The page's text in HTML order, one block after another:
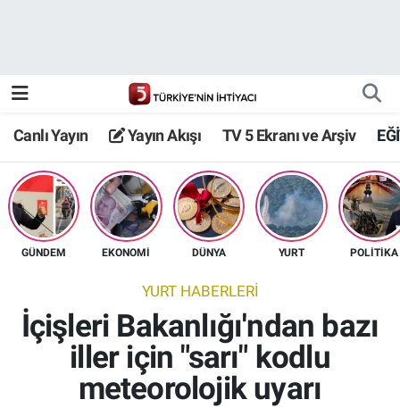
Canlı Yayın Yayın Akışı TV 5 Ekranı ve Arşiv
GÜNDEM EKONOMİ DÜNYA YURT POLİTİKA
YURT HABERLERİ
İçişleri Bakanlığı'ndan bazı
iller için "sarı" kodlu
meteorolojik uyarı
TV 5 Ekranı ve Arşiv